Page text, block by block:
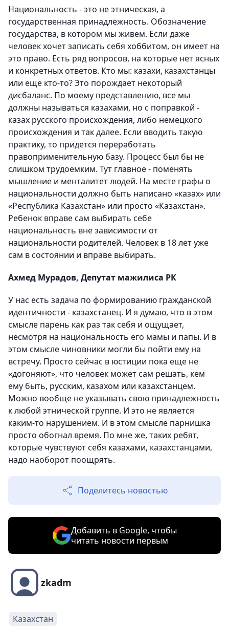
Национальность - это не этническая, а
государственная принадлежность. Обозначение
государства, в котором мы живем. Если даже
человек хочет записать себя хоббитом, он имеет на
это право. Есть ряд вопросов, на которые нет ясных
и конкретных ответов. Кто мы: казахи, казахстанцы
или еще кто-то? Это порождает некоторый
дисбаланс. По моему представлению, все мы
должны называться казахами, но с поправкой -
казах русского происхождения, либо немецкого
происхождения и так далее. Если вводить такую
практику, то придется переработать
правоприменительную базу. Процесс был бы не
слишком трудоемким. Тут главное - поменять
мышление и менталитет людей. На месте графы о
национальности должно быть написано «казах» или
«Республика Казахстан» или просто «Казахстан».
Ребенок вправе сам выбирать себе
национальность вне зависимости от
национальности родителей. Человек в 18 лет уже
сам в состоянии и вправе выбирать.
Ахмед Мурадов, Депутат мажилиса РК
У нас есть задача по формированию гражданской
идентичности - казахстанец. И я думаю, что в этом
смысле парень как раз так себя и ощущает,
несмотря на национальность его мамы и папы. И в
этом смысле чиновники могли бы пойти ему на
встречу. Просто сейчас в юстиции пока еще не
«догоняют», что человек может сам решать, кем
ему быть, русским, казахом или казахстанцем.
Можно вообще не указывать свою принадлежность
к любой этнической группе. И это не является
каким-то нарушением. И в этом смысле парнишка
просто обогнал время. По мне же, таких ребят,
которые чувствуют себя казахами, казахстанцами,
надо наоборот поощрять.
Поделитесь новостью
Добавить в Google, чтобы
читать новости первым
zkadm
Казахстан